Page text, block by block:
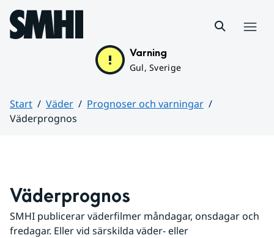
Hoppa till sidans innehåll
Varning
Gul, Sverige
Start Väder
Prognoser och varningar
Väderprognos
Väderprognos
SMHI publicerar väderfilmer måndagar, onsdagar och
fredagar. Eller vid särskilda väder- eller